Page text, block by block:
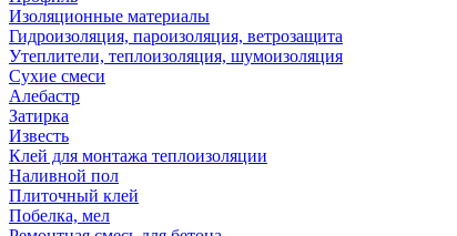
Изоляционные материалы
Гидроизоляция, пароизоляция, ветрозащита
Утеплители, теплоизоляция, шумоизоляция
Сухие смеси
Алебастр
Затирка
Известь
Клей для монтажа теплоизоляции
Наливной пол
Плиточный клей
Побелка, мел